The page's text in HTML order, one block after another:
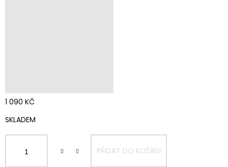
1 090 KČ
CENA:
SKLADEM
PŘIDAT DO KOŠÍKU